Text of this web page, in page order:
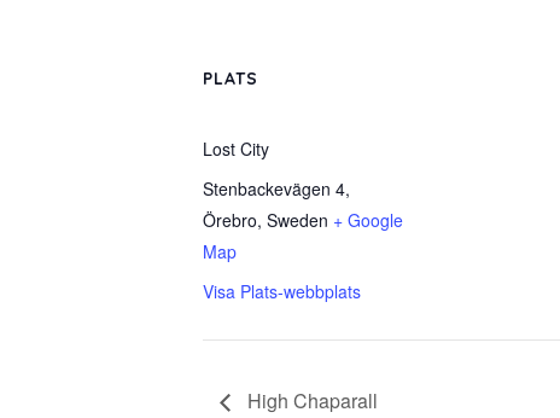
PLATS
Lost City
Stenbackevägen 4,
Örebro, Sweden + Google
Map
Visa Plats-webbplats
High Chaparall